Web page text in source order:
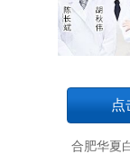
点
合肥华夏